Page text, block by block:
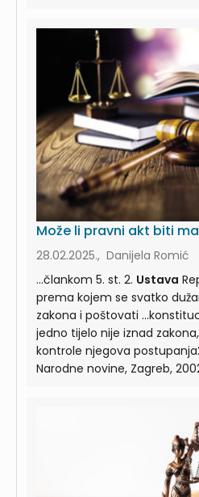
poslovi ...tako da se ta pitanja prosuđuju isključivo
Ustavu
Rješenjem Ustavnog ...sud nadležan ocjenjivati
njegovu suglasnost s
Može li pravni akt biti
28.02.2025., Danijela Romić
...člankom 5. st. 2. Ustava
prema kojem se svatko
zakona i poštovati ...konstitucionalizma, stoga niti
jedno tijelo nije iznad zakona,
kontrole njegova postupanja21.
Narodne novine, Zagreb,